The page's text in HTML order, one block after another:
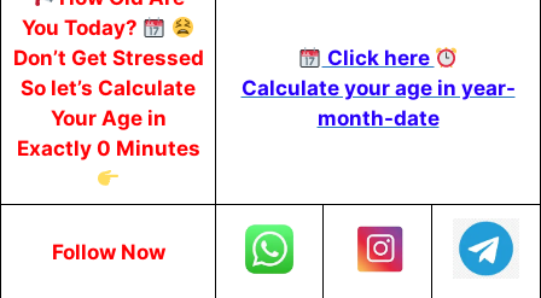
You Today?
Don’t Get Stressed
So let’s Calculate
Your Age in
Exactly 0 Minutes
Click here
Calculate your age in year-
month-date
Follow Now